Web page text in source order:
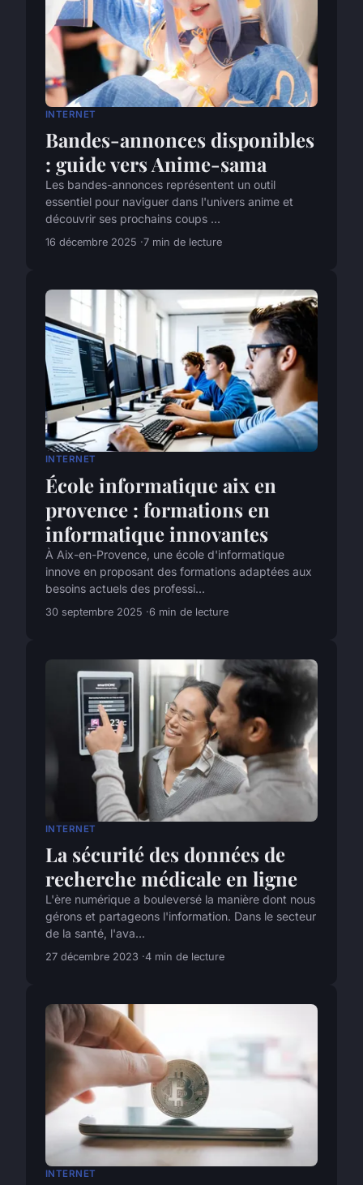
INTERNET
Bandes-annonces disponibles
: guide vers Anime-sama
Les bandes-annonces représentent un outil
essentiel pour naviguer dans l'univers anime et
découvrir ses prochains coups ...
16 décembre 2025 7 min de lecture
INTERNET
École informatique aix en
provence : formations en
informatique innovantes
À Aix-en-Provence, une école d'informatique
innove en proposant des formations adaptées aux
besoins actuels des professi...
30 septembre 2025 6 min de lecture
INTERNET
La sécurité des données de
recherche médicale en ligne
L'ère numérique a bouleversé la manière dont nous
gérons et partageons l'information. Dans le secteur
de la santé, l'ava...
27 décembre 2023 4 min de lecture
INTERNET